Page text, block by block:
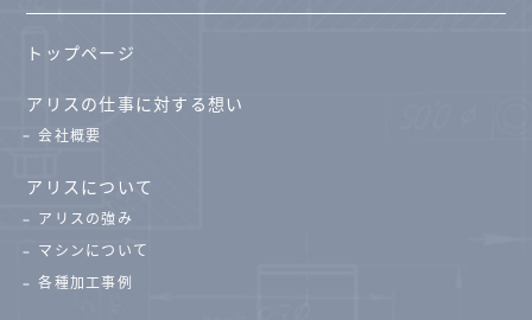
トップページ
アリスの仕事に対する想い
会社概要
アリスについて
アリスの強み
マシンについて
各種加工事例